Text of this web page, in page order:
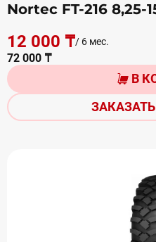
Nortec FT-216 8,25-
12 000 ₸/ 6 мес.
72 000 ₸
В